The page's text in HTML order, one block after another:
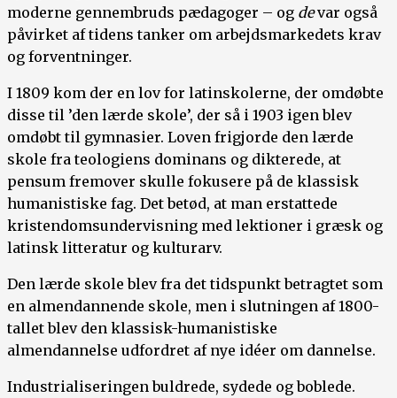
moderne gennembruds pædagoger – og devar også
påvirket af tidens tanker om arbejdsmarkedets krav
og forventninger.
I 1809 kom der en lov for latinskolerne, der omdøbte
disse til ’den lærde skole’, der så i 1903 igen blev
omdøbt til gymnasier. Loven frigjorde den lærde
skole fra teologiens dominans og dikterede, at
pensum fremover skulle fokusere på de klassisk
humanistiske fag. Det betød, at man erstattede
kristendomsundervisning med lektioner i græsk og
latinsk litteratur og kulturarv.
Den lærde skole blev fra det tidspunkt betragtet som
en almendannende skole, men i slutningen af 1800-
tallet blev den klassisk-humanistiske
almendannelse udfordret af nye idéer om dannelse.
Industrialiseringen buldrede, sydede og boblede.